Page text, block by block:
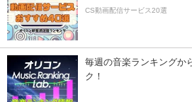
CS動画配信サービス20選
毎週の音楽ランキングか
ク！